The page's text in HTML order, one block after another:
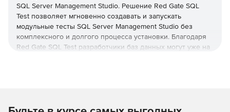
SQL Server Management Studio. Решение Red Gate SQL
Test позволяет мгновенно создавать и запускать
модульные тесты SQL Server Management Studio без
комплексного и долгого процесса установки. Благодаря
Red Gate SQL Test разработчики баз данных могут уже на